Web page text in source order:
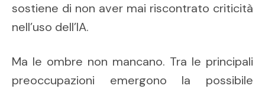
sostiene di non aver mai riscontrato criticità
nell’uso dell’IA.
Ma le ombre non mancano. Tra le principali
preoccupazioni emergono la possibile